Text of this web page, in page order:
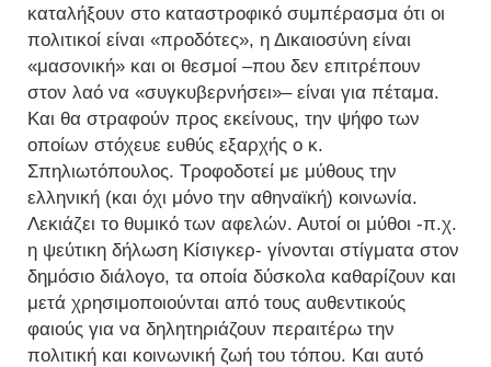
καταλήξουν στο καταστροφικό συμπέρασμα ότι οι
πολιτικοί είναι «προδότες», η Δικαιοσύνη είναι
«μασονική» και οι θεσμοί –που δεν επιτρέπουν
στον λαό να «συγκυβερνήσει»– είναι για πέταμα.
Και θα στραφούν προς εκείνους, την ψήφο των
οποίων στόχευε ευθύς εξαρχής ο κ.
Σπηλιωτόπουλος. Τροφοδοτεί με μύθους την
ελληνική (και όχι μόνο την αθηναϊκή) κοινωνία.
Λεκιάζει το θυμικό των αφελών. Αυτοί οι μύθοι -π.χ.
η ψεύτικη δήλωση Κίσιγκερ- γίνονται στίγματα στον
δημόσιο διάλογο, τα οποία δύσκολα καθαρίζουν και
μετά χρησιμοποιούνται από τους αυθεντικούς
φαιούς για να δηλητηριάζουν περαιτέρω την
πολιτική και κοινωνική ζωή του τόπου. Και αυτό